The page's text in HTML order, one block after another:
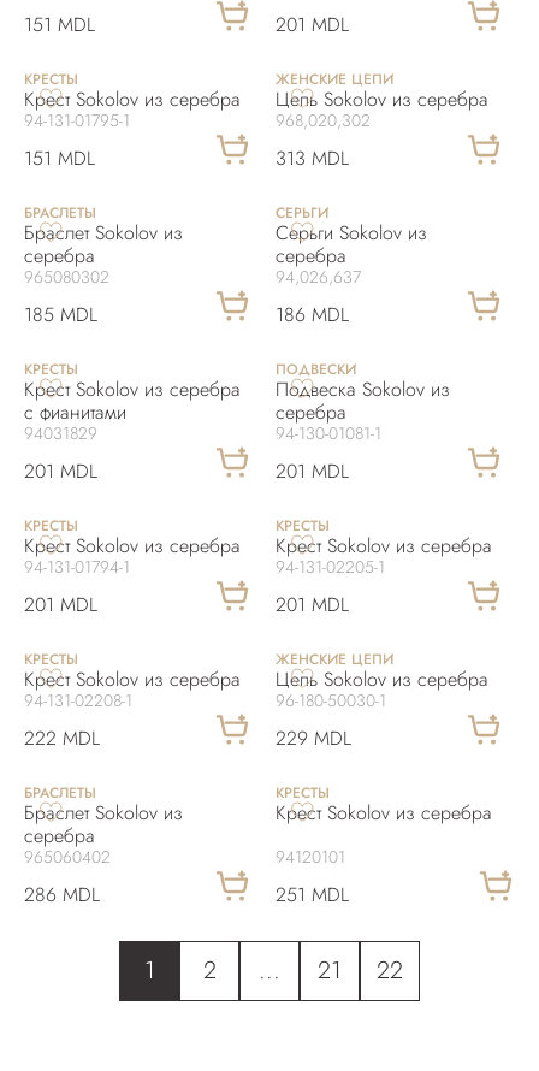
151 MDL 201 MDL
KРЕСТЫ
Крест Sokolov из серебра
94-131-01795-1
151 MDL
ЖЕНСКИЕ ЦЕПИ
Цепь Sokolov из серебра
968,020,302
313 MDL
БРАСЛЕТЫ
Браслет Sokolov из
серебра
965080302
185 MDL
СЕРЬГИ
Серьги Sokolov из
серебра
94,026,637
186 MDL
KРЕСТЫ
Крест Sokolov из серебра
с фианитами
94031829
201 MDL
ПОДВЕСКИ
Подвеска Sokolov из
серебра
94-130-01081-1
201 MDL
KРЕСТЫ
Крест Sokolov из серебра
94-131-01794-1
201 MDL
KРЕСТЫ
Крест Sokolov из серебра
94-131-02205-1
201 MDL
KРЕСТЫ
Крест Sokolov из серебра
94-131-02208-1
222 MDL
ЖЕНСКИЕ ЦЕПИ
Цепь Sokolov из серебра
96-180-50030-1
229 MDL
БРАСЛЕТЫ
Браслет Sokolov из
серебра
965060402
286 MDL
KРЕСТЫ
Крест Sokolov из серебра
94120101
251 MDL
1 2 ... 21 22